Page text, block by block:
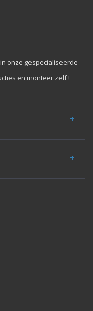
onze gespecialiseerde
en monteer zelf !